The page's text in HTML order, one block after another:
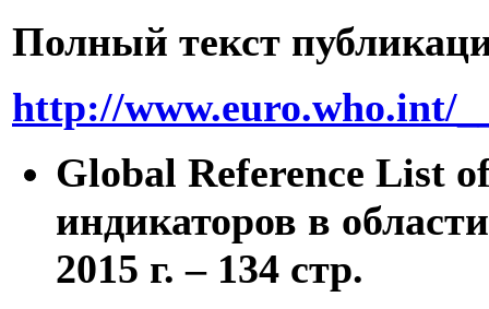
Полный текст
http://www.euro.who.int/
Global Reference List
индикаторов в
2015 г. – 134 стр.